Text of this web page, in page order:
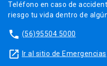
Teléfono en caso de
riesgo tu vida dentro de
phone (56)95504 5000
launch Ir al sitio de Emergencias